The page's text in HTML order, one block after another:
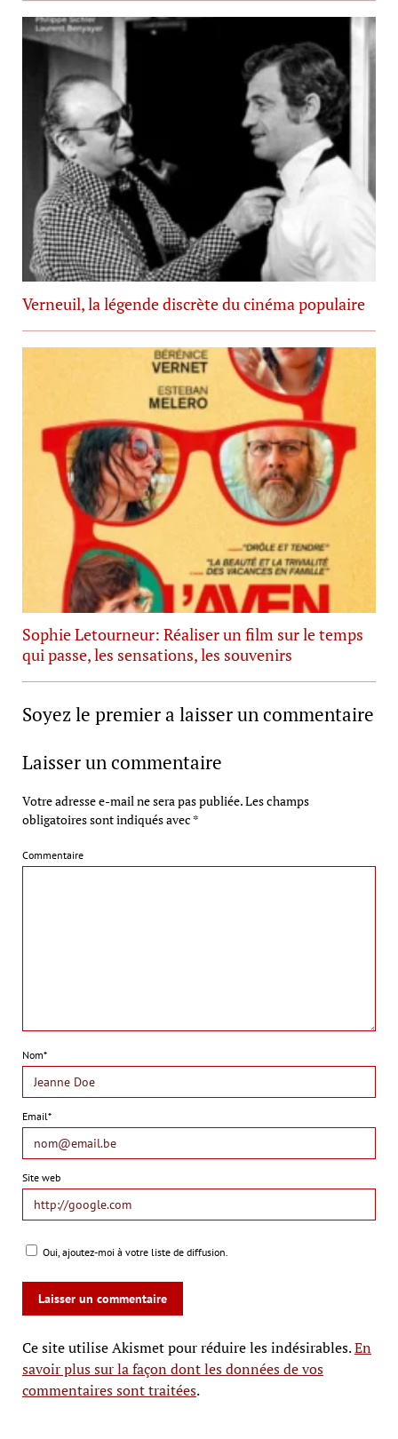
Verneuil, la légende discrète du cinéma populaire
Sophie Letourneur: Réaliser un film sur le temps
qui passe, les sensations, les souvenirs
Soyez le premier a laisser un commentaire
Laisser un commentaire
Votre adresse e-mail ne sera pas publiée.Les champs
obligatoires sont indiqués avec *
Commentaire
Nom*
Email*
Site web
Oui, ajoutez-moi à votre liste de diffusion.
Ce site utilise Akismet pour réduire les indésirables.En
savoir plus sur la façon dont les données de vos
commentaires sont traitées.